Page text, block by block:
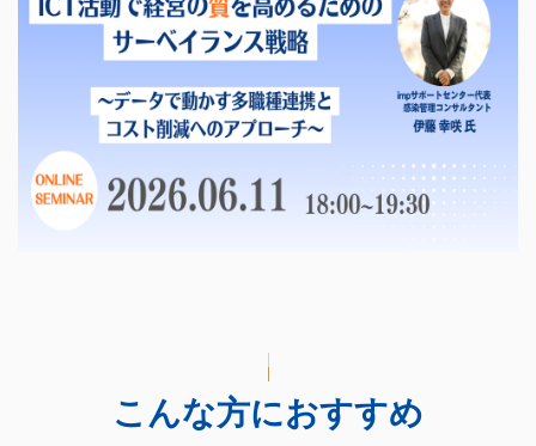
こんな方におすすめ